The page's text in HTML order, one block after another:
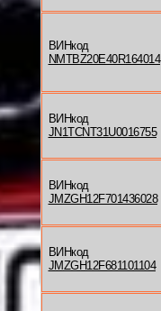
ВИНкод
NMTBZ20E40R164014
ВИНкод
JN1TCNT31U0016755
ВИНкод
JMZGH12F701436028
ВИНкод
JMZGH12F681101104